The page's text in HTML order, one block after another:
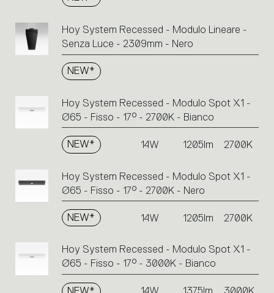
Hoy System Recessed - Modulo Lineare -
Senza Luce - 2309mm - Nero
NEW*
Hoy System Recessed - Modulo Spot X1 -
Ø65 - Fisso - 17° - 2700K - Bianco
NEW* 14W 1205lm 2700K
Hoy System Recessed - Modulo Spot X1 -
Ø65 - Fisso - 17° - 2700K - Nero
NEW* 14W 1205lm 2700K
Hoy System Recessed - Modulo Spot X1 -
Ø65 - Fisso - 17° - 3000K - Bianco
NEW*